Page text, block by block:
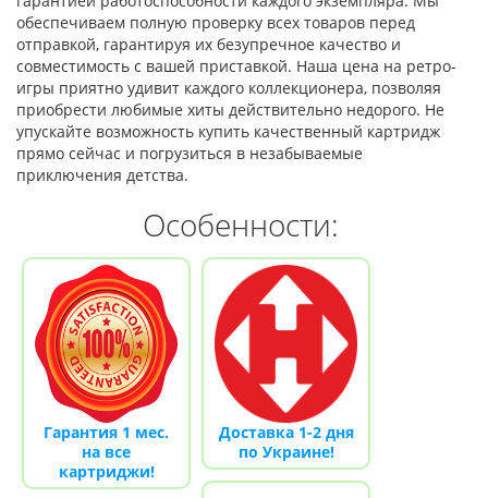
обеспечиваем полную проверку всех товаров перед
отправкой, гарантируя их безупречное качество и
совместимость с вашей приставкой. Наша цена на ретро-
игры приятно удивит каждого коллекционера, позволяя
приобрести любимые хиты действительно недорого. Не
упускайте возможность купить качественный картридж
прямо сейчас и погрузиться в незабываемые
приключения детства.
Особенности:
Гарантия 1 мес.
на все
картриджи!
Доставка 1-2 дня
по Украине!